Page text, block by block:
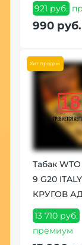
921 руб.
990 руб.
Хит продаж
Табак
9 G20
КРУГОВ
13 710 руб.
премиум